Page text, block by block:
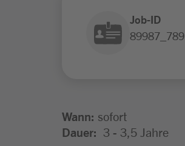
Job-ID
89987_789
Wann: sofort
Dauer: 3 - 3,5 Jahre